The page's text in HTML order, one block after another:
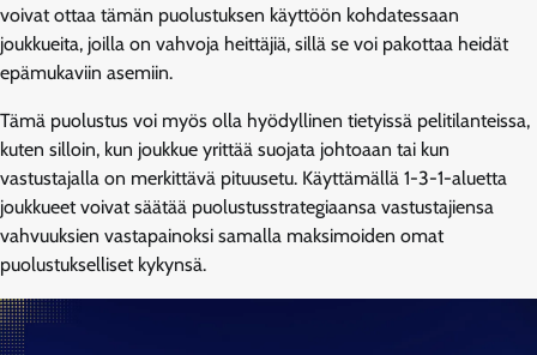
voivat ottaa tämän puolustuksen käyttöön kohdatessaan
joukkueita, joilla on vahvoja heittäjiä, sillä se voi pakottaa heidät
epämukaviin asemiin.
Tämä puolustus voi myös olla hyödyllinen tietyissä pelitilanteissa,
kuten silloin, kun joukkue yrittää suojata johtoaan tai kun
vastustajalla on merkittävä pituusetu. Käyttämällä 1-3-1-aluetta
joukkueet voivat säätää puolustusstrategiaansa vastustajiensa
vahvuuksien vastapainoksi samalla maksimoiden omat
puolustukselliset kykynsä.